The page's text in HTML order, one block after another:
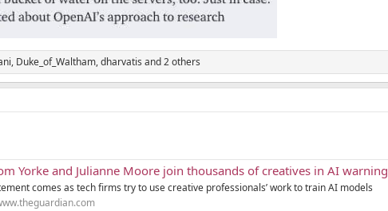
, Duke_of_Waltham,dharvatis and 2 others
Yorke and Julianne Moore join thousands of creatives in AI warning
comes as tech firms try to use creative professionals’ work to train AI models